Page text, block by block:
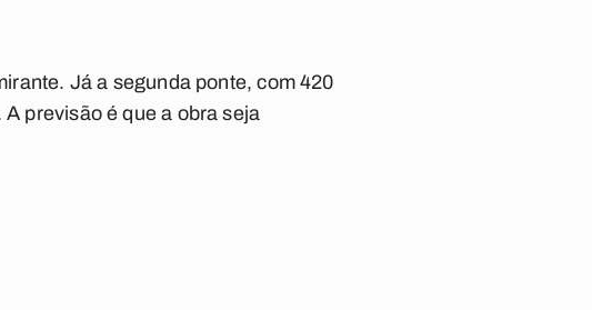
Já a segunda ponte, com 420
previsão é que a obra seja